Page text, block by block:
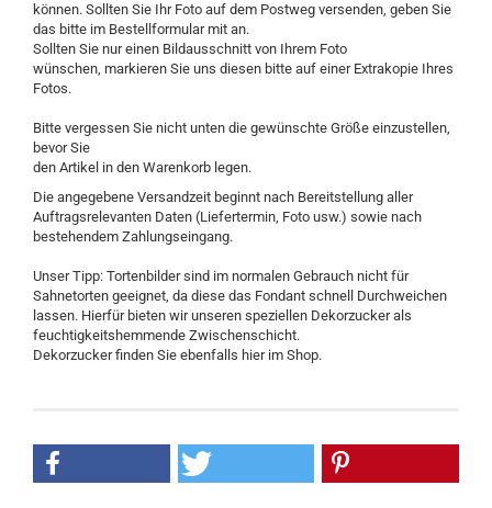
können. Sollten Sie Ihr Foto auf dem Postweg versenden, geben Sie
das bitte im Bestellformular mit an.
Sollten Sie nur einen Bildausschnitt von Ihrem Foto
wünschen, markieren Sie uns diesen bitte auf einer Extrakopie Ihres
Fotos.
Bitte vergessen Sie nicht unten die gewünschte Größe einzustellen,
bevor Sie
den Artikel in den Warenkorb legen.
Die angegebene Versandzeit beginnt nach Bereitstellung aller
Auftragsrelevanten Daten (Liefertermin, Foto usw.) sowie nach
bestehendem Zahlungseingang.
Unser Tipp: Tortenbilder sind im normalen Gebrauch nicht für
Sahnetorten geeignet, da diese das Fondant schnell Durchweichen
lassen. Hierfür bieten wir unseren speziellen Dekorzucker als
feuchtigkeitshemmende Zwischenschicht.
Dekorzucker finden Sie ebenfalls hier im Shop.